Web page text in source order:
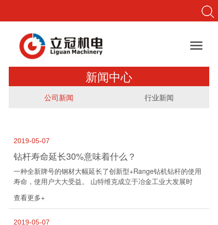

新闻中心
公司新闻 行业新闻
2019-05-07
钻杆寿命延长30%意味着什么？
一种全新牌号的钢材大幅延长了创新型+Range钻机钻杆的使用
寿命，使用户大大受益。 山特维克成立于冶金工业大发展时
及员工...
查看更多+
2019-05-07